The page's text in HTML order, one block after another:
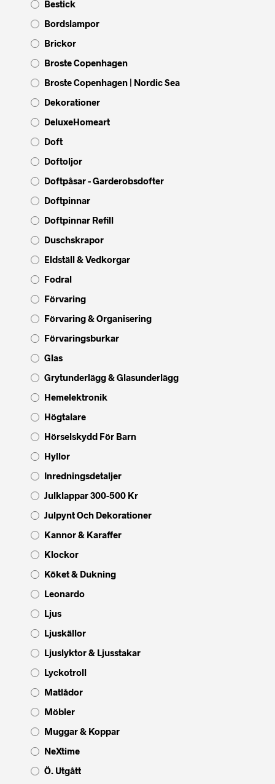
Bestick
Bordslampor
Brickor
Broste Copenhagen
Broste Copenhagen | Nordic Sea
Dekorationer
DeluxeHomeart
Doft
Doftoljor
Doftpåsar - Garderobsdofter
Doftpinnar
Doftpinnar Refill
Duschskrapor
Eldställ & Vedkorgar
Fodral
Förvaring
Förvaring & Organisering
Förvaringsburkar
Glas
Grytunderlägg & Glasunderlägg
Hemelektronik
Högtalare
Hörselskydd För Barn
Hyllor
Inredningsdetaljer
Julklappar 300-500 Kr
Julpynt Och Dekorationer
Kannor & Karaffer
Klockor
Köket & Dukning
Leonardo
Ljus
Ljuskällor
Ljuslyktor & Ljusstakar
Lyckotroll
Matlådor
Möbler
Muggar & Koppar
NeXtime
Ö. Utgått